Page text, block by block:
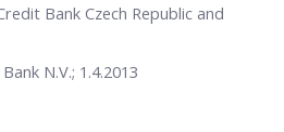
Bank Czech Republic and
N.V.; 1.4.2013